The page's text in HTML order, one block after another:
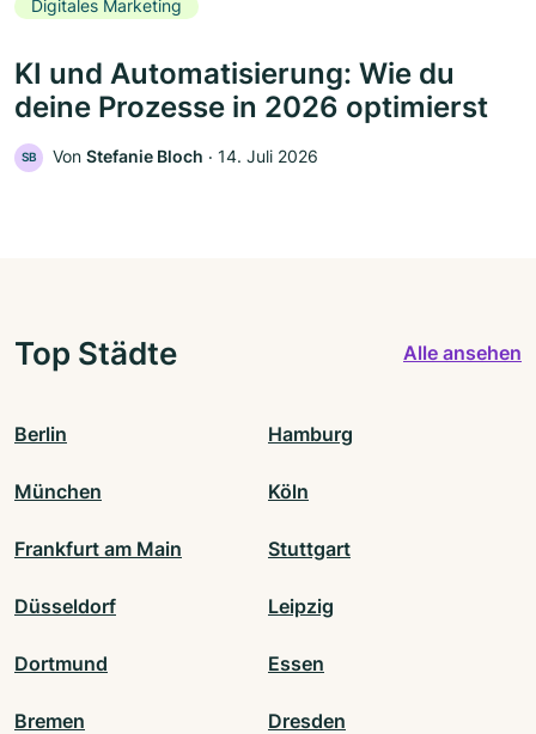
Digitales Marketing
KI und Automatisierung: Wie du
deine Prozesse in 2026 optimierst
SB Von Stefanie Bloch ‧ 14. Juli 2026
Top Städte Alle ansehen
Berlin Hamburg
München Köln
Frankfurt am Main Stuttgart
Düsseldorf Leipzig
Dortmund Essen
Bremen Dresden